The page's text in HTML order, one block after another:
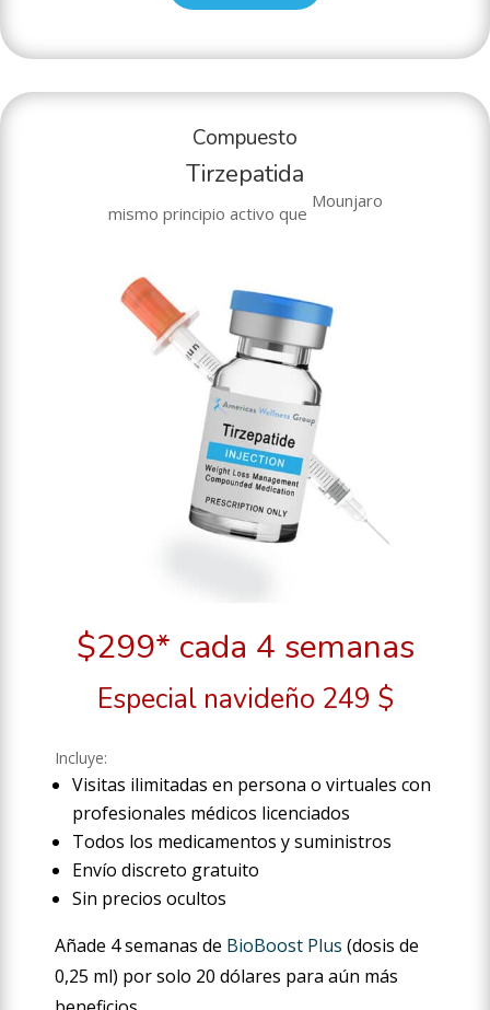
Compuesto
Tirzepatida
mismo principio activo que
Mounjaro
$299* cada 4 semanas
Especial navideño 249 $
Incluye:
Visitas ilimitadas en persona o virtuales con
profesionales médicos licenciados
Todos los medicamentos y suministros
Envío discreto gratuito
Sin precios ocultos
Añade 4 semanas de BioBoost Plus (dosis de
0,25 ml) por solo 20 dólares para aún más